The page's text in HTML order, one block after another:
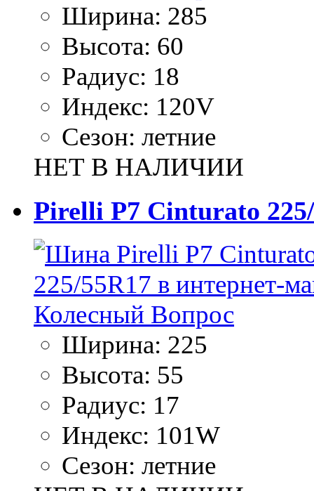
Ширина: 285
Высота: 60
Радиус: 18
Индекс: 120V
Сезон: летние
НЕТ В НАЛИЧИИ
Pirelli P7 Cinturato
Ширина: 225
Высота: 55
Радиус: 17
Индекс: 101W
Сезон: летние